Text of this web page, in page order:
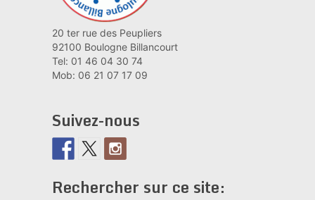
20 ter rue des Peupliers
92100 Boulogne Billancourt
Tel: 01 46 04 30 74
Mob: 06 21 07 17 09
Suivez-nous
Rechercher sur ce site: